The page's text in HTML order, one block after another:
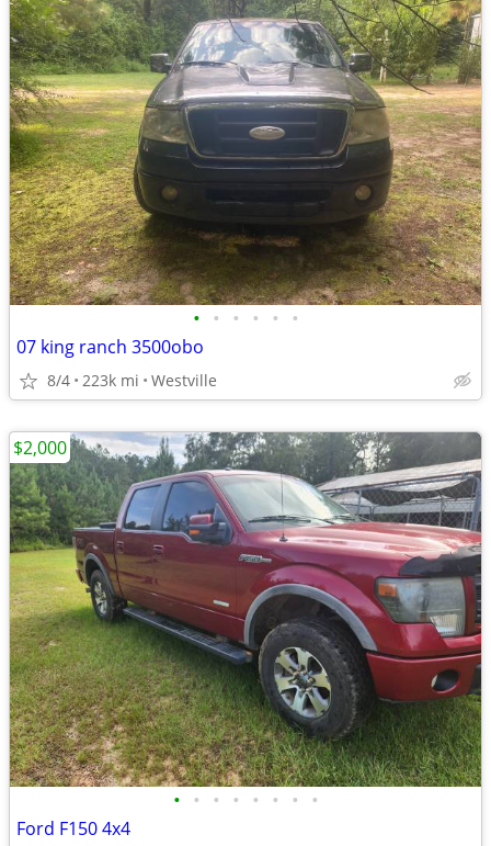
• • • • • •
07 king ranch 3500obo
8/4 223k mi Westville
• • • • • • • •
Ford F150 4x4
$2,000